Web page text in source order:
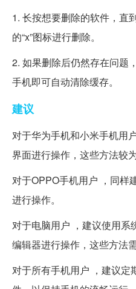
1. 长按想要删除的软件，直
的“x”图标进行删除。
2. 如果删除后仍然存在问题
手机即可自动清除缓存。
建议
对于华为手机和小米手机用
界面进行操作，这些方法较
对于OPPO手机用户 ，同样
进行操作。
对于电脑用户 ，建议使用系
编辑器进行操作，这些方法
对于所有手机用户 ，建议定